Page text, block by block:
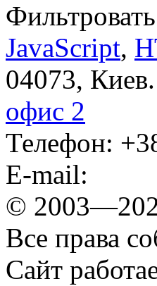
JavaScript,
04073,
офис 2
Телефон:
E-mail:
©
Все права
Сайт